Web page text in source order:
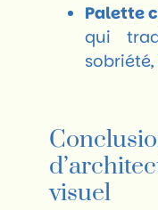
Palette
qui
visuel